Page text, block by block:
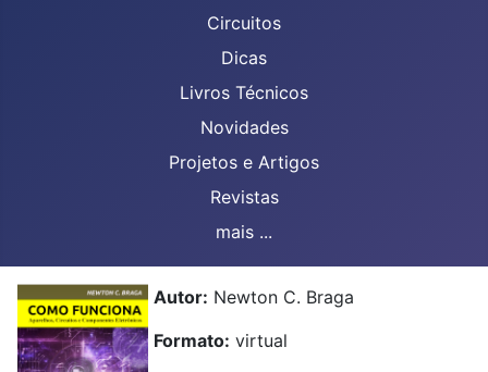
Circuitos
Dicas
Livros Técnicos
Novidades
Projetos e Artigos
Revistas
mais ...
Autor: Newton C. Braga
Formato: virtual